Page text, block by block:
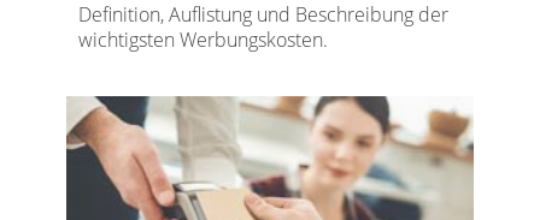
Definition, Auflistung und Beschreibung der
wichtigsten Werbungskosten.